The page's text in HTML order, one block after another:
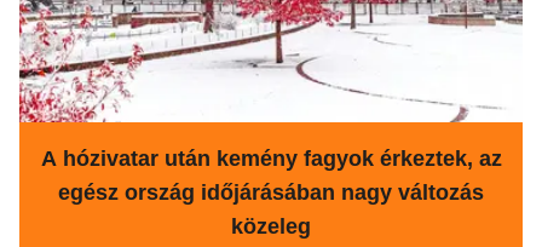
A hózivatar után kemény fagyok érkeztek, az
egész ország időjárásában nagy változás
közeleg